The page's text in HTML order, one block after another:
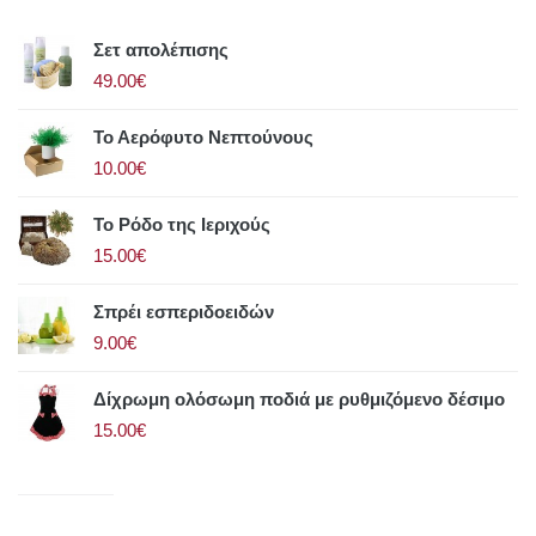
Σετ απολέπισης
49.00€
Το Αερόφυτο Νεπτούνους
10.00€
Το Ρόδο της Ιεριχούς
15.00€
Σπρέι εσπεριδοειδών
9.00€
Δίχρωμη ολόσωμη ποδιά με ρυθμιζόμενο δέσιμο
15.00€